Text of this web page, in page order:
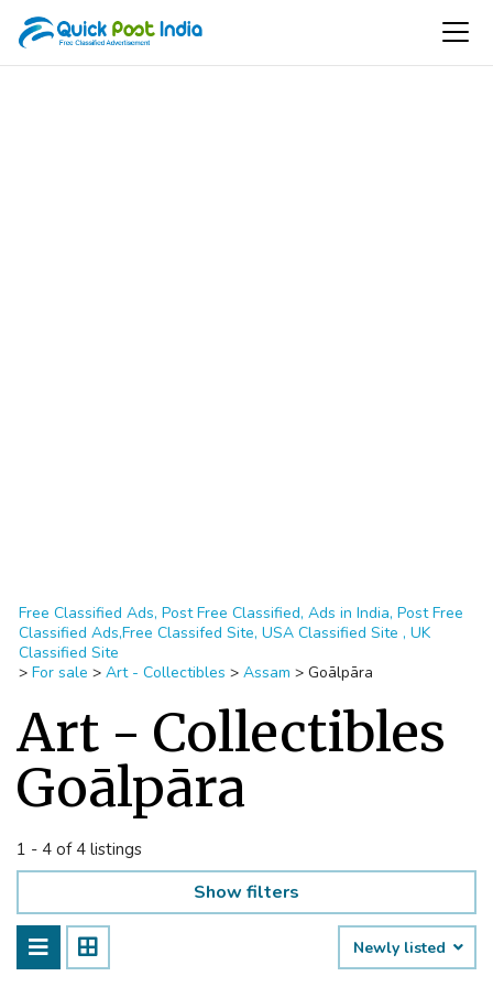
Free Classified Ads, Post Free Classified, Ads in India, Post Free
Classified Ads,Free Classifed Site, USA Classified Site , UK
Classified Site
> For sale > Art - Collectibles > Assam > Goālpāra
Art - Collectibles
Goālpāra
1 - 4 of 4 listings
Show filters
Newly listed